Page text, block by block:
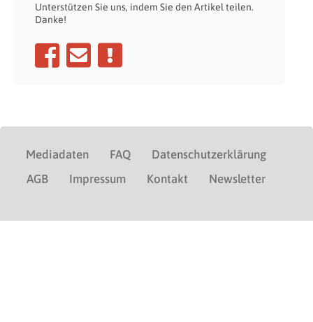
Unterstützen Sie uns, indem Sie den Artikel teilen.
Danke!
Mediadaten FAQ
Datenschutzerklärung
AGB
Impressum Kontakt Newsletter